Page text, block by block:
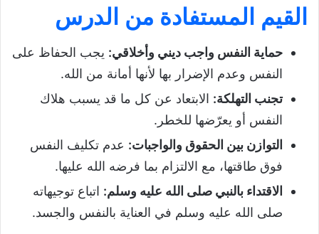
القيم المستفادة من الدرس
حماية النفس واجب ديني وأخلاقي: يجب الحفاظ على
النفس وعدم الإضرار بها لأنها أمانة من الله.
تجنب التهلكة: الابتعاد عن كل ما قد يسبب هلاك
النفس أو يعرّضها للخطر.
التوازن بين الحقوق والواجبات: عدم تكليف النفس
فوق طاقتها، مع الالتزام بما فرضه الله عليها.
الاقتداء بالنبي صلى الله عليه وسلم: اتباع توجيهاته
صلى الله عليه وسلم في العناية بالنفس والجسد.